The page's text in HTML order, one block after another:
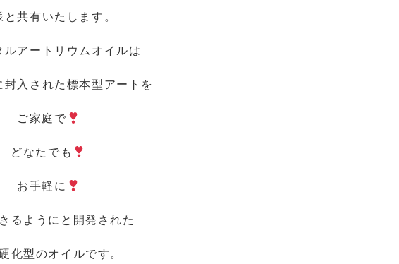
と共有いたします。
ルアートリウムオイルは
封入された標本型アートを
ご家庭で
どなたでも
お手軽に
るようにと開発された
化型のオイルです。